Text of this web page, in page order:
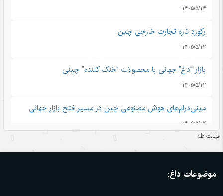
۱۴۰۵/۵/۱۳
رکورد تازه تجارت خارجی چین
۱۴۰۵/۵/۱۲
بازار “داغ” جهانی با محصولات “خنک کننده” چینی
۱۴۰۵/۵/۱۲
مینی‌درام‌های هوش مصنوعی چین در مسیر فتح بازار جهانی
۱۴۰۵/۵/۱۲
قیمت طلا
موضوعات داغ: